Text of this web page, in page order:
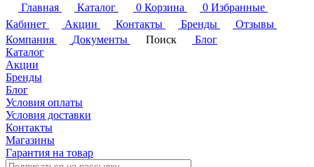
Главная
Каталог 0 Корзина 0 Избранные
Кабинет
Акции Контакты Бренды
Отзывы
Компания
Документы Поиск
Блог
Каталог
Акции
Бренды
Блог
Условия оплаты
Условия доставки
Контакты
Магазины
Гарантия на товар